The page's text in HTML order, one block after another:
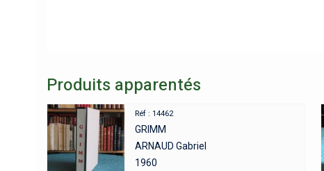
Produits apparentés
Réf : 14462
GRIMM
ARNAUD Gabriel
1960